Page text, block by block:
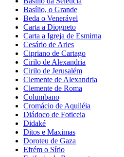
Basílio, o Grande
Beda o Venerável
Carta a Diogneto
Carta a Igreja de Esmirna
Cesário de Arles
Cipriano de Cartago
Cirilo de Alexandria
Cirilo de Jerusalém
Clemente de Alexandria
Clemente de Roma
Columbano
Cromácio de Aquiléia
Diádoco de Foticeia
Didaké
Ditos e Maximas
Doroteu de Gaza
Efrém o Sírio